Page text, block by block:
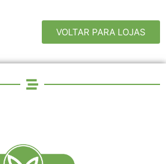
VOLTAR PARA LOJAS